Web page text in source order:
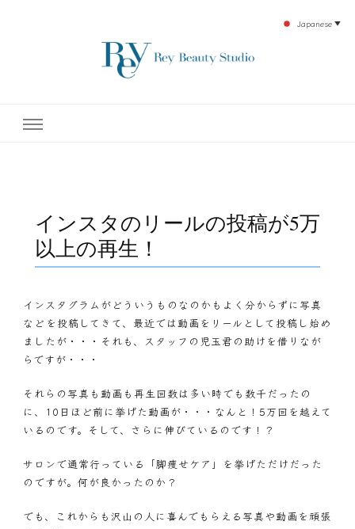
テ開設45年の実績を誇る本格エステだからこそ、お客様が必ず満足してもらえるこ
インスタのリールの投稿が5万
以上の再生！
インスタグラムがどういうものなのかもよく分からずに写真
などを投稿してきて、最近では動画をリールとして投稿し始め
ましたが・・・それも、スタッフの児玉君の助けを借りなが
らですが・・・
それらの写真も動画も再生回数は多い時でも数千だったの
に、10日ほど前に挙げた動画が・・・なんと！5万回を越えて
いるのです。そして、さらに伸びているのです！？
サロンで通常行っている「脚痩せケア」を挙げただけだった
のですが。何が良かったのか？
でも、これからも沢山の人に喜んでもらえる写真や動画を頑張
Japanese ▼